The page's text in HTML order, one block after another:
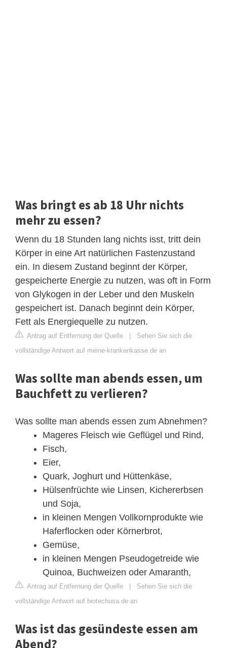
Was bringt es ab 18 Uhr nichts
mehr zu essen?
Wenn du 18 Stunden lang nichts isst, tritt dein
Körper in eine Art natürlichen Fastenzustand
ein. In diesem Zustand beginnt der Körper,
gespeicherte Energie zu nutzen, was oft in Form
von Glykogen in der Leber und den Muskeln
gespeichert ist. Danach beginnt dein Körper,
Fett als Energiequelle zu nutzen.
Antrag auf Entfernung der Quelle | Sehen Sie sich die
vollständige Antwort auf meine-krankenkasse.de an
Was sollte man abends essen, um
Bauchfett zu verlieren?
Was sollte man abends essen zum Abnehmen?
Mageres Fleisch wie Geflügel und Rind,
Fisch,
Eier,
Quark, Joghurt und Hüttenkäse,
Hülsenfrüchte wie Linsen, Kichererbsen
und Soja,
in kleinen Mengen Vollkornprodukte wie
Haferflocken oder Körnerbrot,
Gemüse,
in kleinen Mengen Pseudogetreide wie
Quinoa, Buchweizen oder Amaranth,
Antrag auf Entfernung der Quelle | Sehen Sie sich die
vollständige Antwort auf biotechusa.de an
Was ist das gesündeste essen am
Abend?